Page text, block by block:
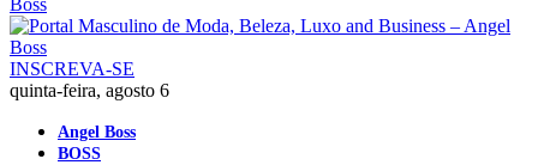
INSCREVA-SE
quinta-feira, agosto 6
Angel Boss
BOSS